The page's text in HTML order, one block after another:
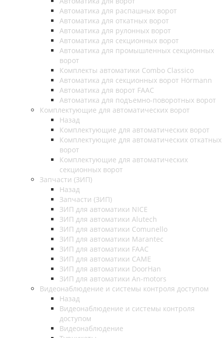
Автоматика для распашных ворот
Автоматика для откатных ворот
Автоматика для рулонных ворот
Автоматика для секционных ворот
Автоматика для промышленных секционных
ворот
Комплекты автоматики Combo Classico
Автоматика для секционных ворот Hörmann
Автоматика для ворот FAAC
Автоматика для подъемно-поворотных ворот
Комплектующие для автоматических ворот
Назад
Комплектующие для автоматических ворот
Комплектующие для автоматических откатных
ворот
Комплектующие для автоматических
секционных ворот
Запчасти (ЗИП)
Назад
Запчасти (ЗИП)
ЗИП для автоматики NICE
ЗИП для автоматики Alutech
ЗИП для автоматики Comunello
ЗИП для автоматики Marantec
ЗИП для автоматики FAAC
ЗИП для автоматики CAME
ЗИП для автоматики DoorHan
ЗИП для автоматики An-motors
Видеонаблюдение и системы контроля доступом
Назад
Видеонаблюдение и системы контроля
доступом
Видеонаблюдение